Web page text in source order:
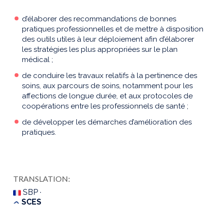
d’élaborer des recommandations de bonnes
pratiques professionnelles et de mettre à disposition
des outils utiles à leur déploiement afin d’élaborer
les stratégies les plus appropriées sur le plan
médical ;
de conduire les travaux relatifs à la pertinence des
soins, aux parcours de soins, notamment pour les
affections de longue durée, et aux protocoles de
coopérations entre les professionnels de santé ;
de développer les démarches d’amélioration des
pratiques.
TRANSLATION:
SBP ·
SCES